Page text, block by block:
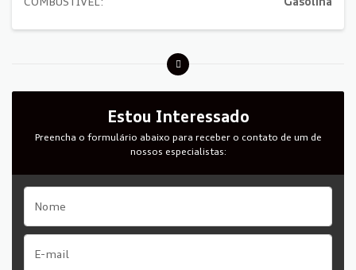
Estou Interessado
Preencha o formulário abaixo para receber o contato de um de
nossos especialistas: